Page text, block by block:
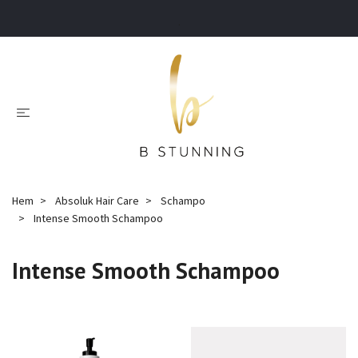
Hem Absoluk Hair Care
Schampo
Intense Smooth Schampoo
Intense Smooth Schampoo